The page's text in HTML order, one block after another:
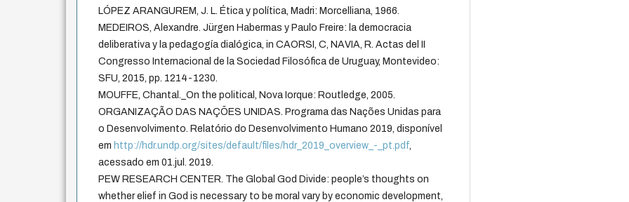
LÓPEZ ARANGUREM, J. L. Ética y política, Madri: Morcelliana, 1966.
MEDEIROS, Alexandre. Jürgen Habermas y Paulo Freire: la democracia
deliberativa y la pedagogía dialógica, in CAORSI, C, NAVIA, R. Actas del II
Congresso Internacional de la Sociedad Filosófica de Uruguay, Montevideo:
SFU, 2015, pp. 1214-1230.
MOUFFE, Chantal._On the political, Nova Iorque: Routledge, 2005.
ORGANIZAÇÃO DAS NAÇÕES UNIDAS. Programa das Nações Unidas para
o Desenvolvimento. Relatório do Desenvolvimento Humano 2019, disponível
em http://hdr.undp.org/sites/default/files/hdr_2019_overview_-_pt.pdf
acessado em 01.jul. 2019.
PEW RESEARCH CENTER. The Global God Divide: people’s thoughts on
whether elief in God is necessary to be moral vary by economic development,